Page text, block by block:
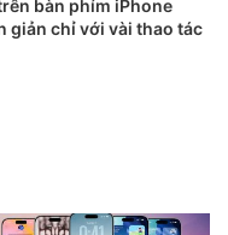
bàn phím iPhone
giản chỉ với vài thao tác